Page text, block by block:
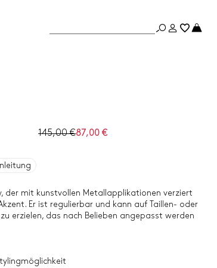
145,00 €87,00 €
der mit kunstvollen Metallapplikationen verziert
Er ist regulierbar und kann auf Taillen- oder
erzielen, das nach Belieben angepasst werden